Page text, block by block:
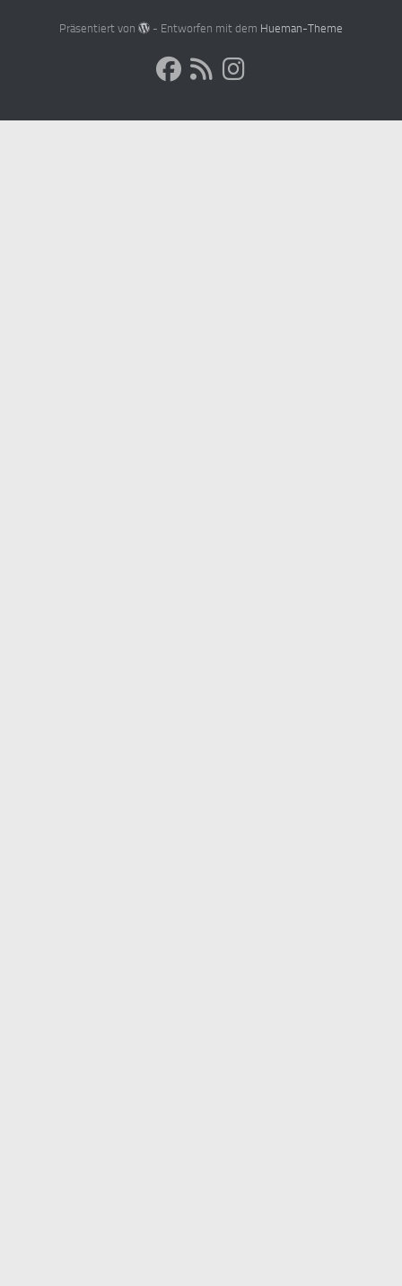
Präsentiert von - Entworfen mit dem Hueman-Theme